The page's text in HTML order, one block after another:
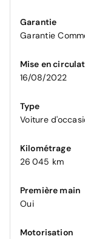
Garantie
Garantie
Mise en
16/08/2022
Type
Voiture
Kilométrage
26 045 km
Première main
Oui
Motorisation